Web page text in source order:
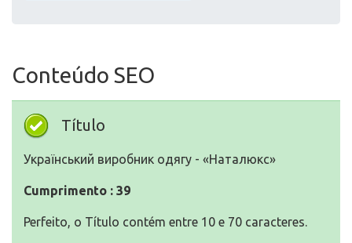
Conteúdo SEO
Título
Український виробник одягу - «Наталюкс»
Cumprimento : 39
Perfeito, o Título contém entre 10 e 70 caracteres.